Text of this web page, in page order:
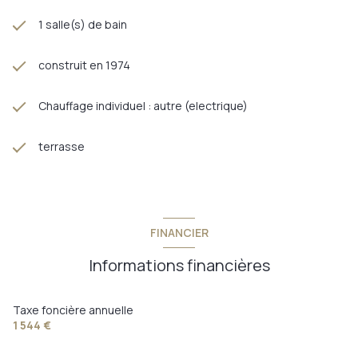
1 salle(s) de bain
construit en 1974
Chauffage individuel : autre (electrique)
terrasse
FINANCIER
Informations financières
Taxe foncière annuelle
1 544 €